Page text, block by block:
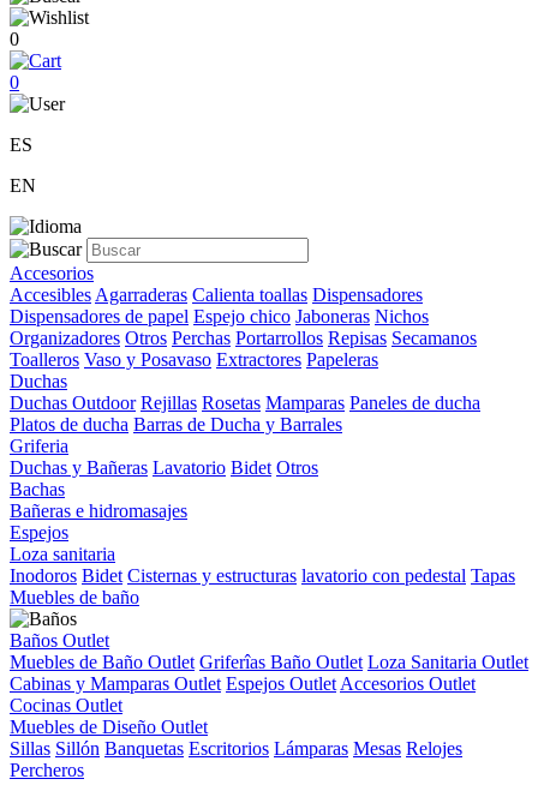
0
0
ES
EN
Accesorios
Accesibles Agarraderas Calienta toallas Dispensadores
Dispensadores de papel Espejo chico Jaboneras Nichos
Organizadores Otros Perchas Portarrollos Repisas Secamanos
Toalleros Vaso y Posavaso Extractores Papeleras
Duchas
Duchas Outdoor Rejillas Rosetas Mamparas Paneles de ducha
Platos de ducha Barras de Ducha y Barrales
Griferia
Duchas y Bañeras Lavatorio Bidet Otros
Bachas
Bañeras e hidromasajes
Espejos
Loza sanitaria
Inodoros Bidet Cisternas y estructuras lavatorio con pedestal Tapas
Muebles de baño
Baños Outlet
Muebles de Baño Outlet Griferîas Baño Outlet Loza Sanitaria Outlet
Cabinas y Mamparas Outlet Espejos Outlet Accesorios Outlet
Cocinas Outlet
Muebles de Diseño Outlet
Sillas Sillón Banquetas Escritorios Lámparas Mesas Relojes
Percheros